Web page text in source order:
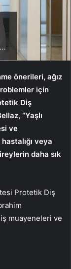
önerileri, ağız
için
Diş
“Yaşlı
ve
veya
daha sık
Protetik Diş
muayeneleri ve